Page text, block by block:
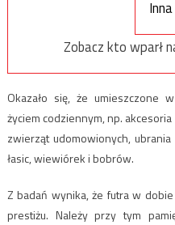
Zobacz kto wparł
Okazało się, że umieszczone
życiem codziennym, np.
zwierząt udomowionych,
łasic, wiewiórek i bobrów.
Z badań wynika, że futra w
prestiżu. Należy przy tym